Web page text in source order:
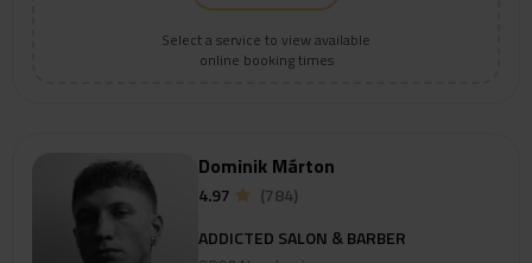
Select a service to view available
online booking times
Dominik Márton
4.97
(784)
ADDICTED SALON & BARBER